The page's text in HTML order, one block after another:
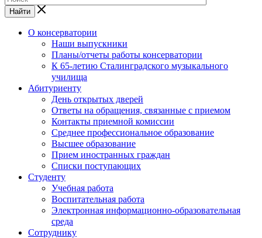
Найти
О консерватории
Наши выпускники
Планы/отчеты работы консерватории
К 65-летию Сталинградского музыкального
училища
Абитуриенту
День открытых дверей
Ответы на обращения, связанные с приемом
Контакты приемной комиссии
Среднее профессиональное образование
Высшее образование
Прием иностранных граждан
Списки поступающих
Студенту
Учебная работа
Воспитательная работа
Электронная информационно-образовательная
среда
Сотруднику